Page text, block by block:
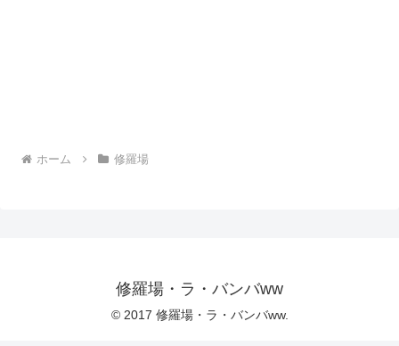
ホーム 修羅場
修羅場・ラ・バンバww
© 2017 修羅場・ラ・バンバww.